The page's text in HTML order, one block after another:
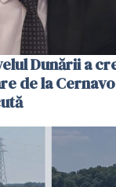
Dunării a
de la